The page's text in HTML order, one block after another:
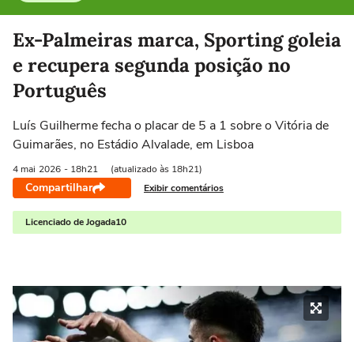
Selecione o time para ver as notícias
Ex-Palmeiras marca, Sporting goleia
e recupera segunda posição no
Português
Luís Guilherme fecha o placar de 5 a 1 sobre o Vitória de
Guimarães, no Estádio Alvalade, em Lisboa
4 mai 2026 - 18h21 (atualizado às 18h21)
Compartilhar Exibir comentários
Licenciado de Jogada10